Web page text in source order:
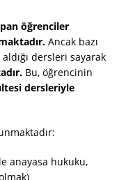
öğrenciler
Ancak bazı
dersleri sayarak
Bu, öğrencinin
dersleriyle
anayasa hukuku,